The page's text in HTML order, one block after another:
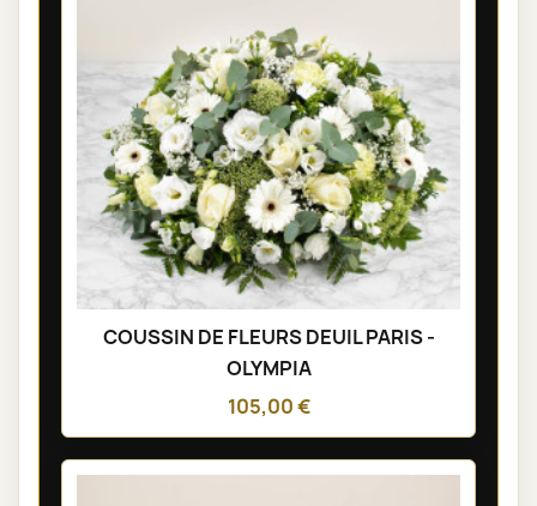
COUSSIN DE FLEURS DEUIL PARIS -
OLYMPIA
105,00 €